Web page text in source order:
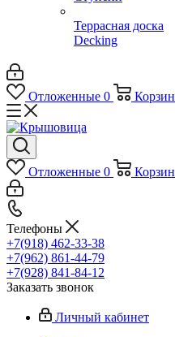
Террасная доска
Decking
Отложенные 0
Отложенные 0
Телефоны
+7(918) 462-33-38
+7(962) 861-44-79
+7(928) 841-84-12
Заказать звонок
Личный кабинет